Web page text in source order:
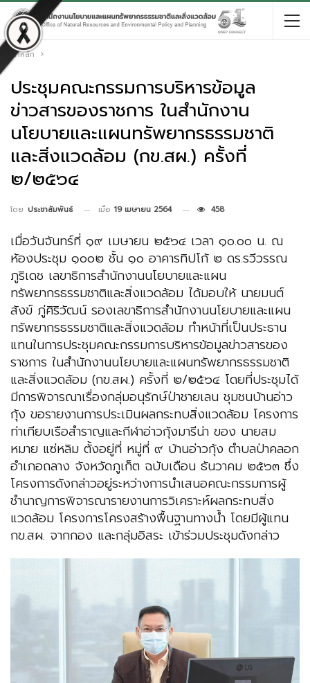
หน้าหลัก
ประชุมคณะกรรมการบริหารข้อมูล
ข่าวสารของราชการ ในสำนักงาน
นโยบายและแผนทรัพยากรธรรมชาติ
และสิ่งแวดล้อม (กข.สผ.) ครั้งที่
๒/๒๕๖๔
โดย ประชาสัมพันธ์ เมื่อ 19 เมษายน 2564 458
เมื่อวันจันทร์ที่ ๑๙ เมษายน ๒๕๖๔ เวลา ๑๐.๐๐ น. ณ
ห้องประชุม ๑๐๐๒ ชั้น ๑๐ อาคารทิปโก้ ๒ ดร.รวีวรรณ
ภูริเดช เลขาธิการสำนักงานนโยบายและแผน
ทรัพยากรธรรมชาติและสิ่งแวดล้อม ได้มอบให้ นายมนต์
สังข์ ภู่ศิริวัฒน์ รองเลขาธิการสำนักงานนโยบายและแผน
ทรัพยากรธรรมชาติและสิ่งแวดล้อม ทำหน้าที่เป็นประธาน
แทนในการประชุมคณะกรรมการบริหารข้อมูลข่าวสารของ
ราชการ ในสำนักงานนโยบายและแผนทรัพยากรธรรมชาติ
และสิ่งแวดล้อม (กข.สผ.) ครั้งที่ ๒/๒๕๖๔ โดยที่ประชุมได้
มีการพิจารณาเรื่องกลุ่มอนุรักษ์ป่าชายเลน ชุมชนบ้านอ่าว
กุ้ง ขอรายงานการประเมินผลกระทบสิ่งแวดล้อม โครงการ
ท่าเทียบเรือสำราญและกีฬาอ่าวกุ้งมารีน่า ของ นายสม
หมาย แซ่หลิม ตั้งอยู่ที่ หมู่ที่ ๙ บ้านอ่าวกุ้ง ตำบลป่าคลอก
อำเภอถลาง จังหวัดภูเก็ต ฉบับเดือน ธันวาคม ๒๕๖๓ ซึ่ง
โครงการดังกล่าวอยู่ระหว่างการนำเสนอคณะกรรมการผู้
ชำนาญการพิจารณารายงานการวิเคราะห์ผลกระทบสิ่ง
แวดล้อม โครงการโครงสร้างพื้นฐานทางน้ำ โดยมีผู้แทน
กข.สผ. จากกอง และกลุ่มอิสระ เข้าร่วมประชุมดังกล่าว